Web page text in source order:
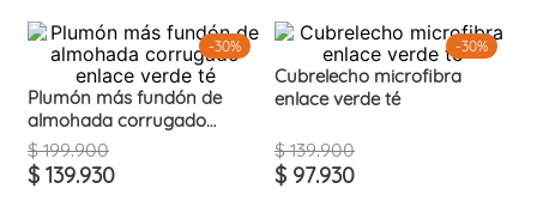
-30%
Plumón más fundón de
almohada corrugado
enlace verde té
$ 199.900
$ 139.930
-30%
Cubrelecho microfibra
enlace verde té
$ 139.900
$ 97.930